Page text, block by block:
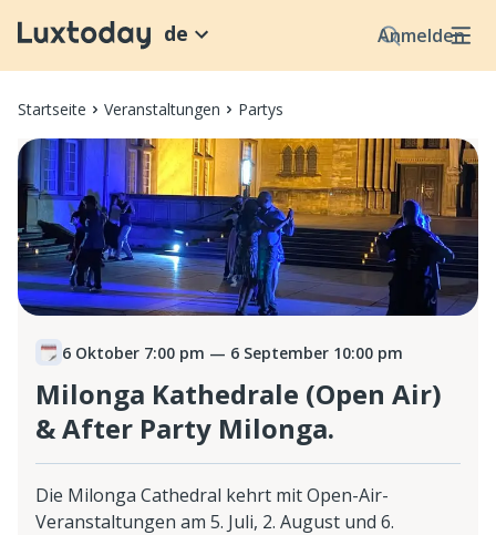
Anmelden
de
Startseite Veranstaltungen Partys
6 Oktober 7:00 pm — 6 September 10:00 pm
Milonga Kathedrale (Open Air)
& After Party Milonga.
Die Milonga Cathedral kehrt mit Open-Air-
Veranstaltungen am 5. Juli, 2. August und 6.